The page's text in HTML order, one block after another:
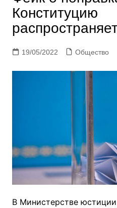
Конституцию
19/05/2022 Общество
В Министерстве